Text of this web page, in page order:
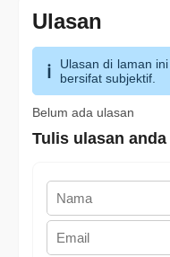
Ulasan
Ulasan di laman
bersifat subjektif.
Belum ada ulasan
Tulis ulasan anda